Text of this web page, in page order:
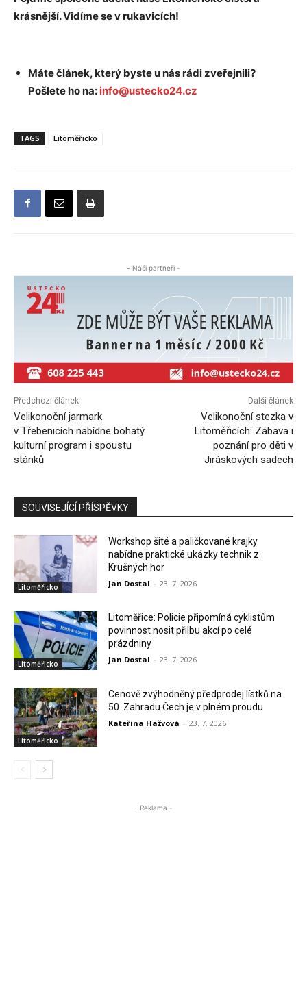
krásnější. Vidíme se v rukavicích!
Máte článek, který byste u nás rádi zveřejnili?
Pošlete ho na: info@ustecko24.cz
TAGS Litoměřicko
- Naši partneři -
Předchozí článek
Velikonoční jarmark
v Třebenicích nabídne bohatý
kulturní program i spoustu
stánků
Další článek
Velikonoční stezka v
Litoměřicích: Zábava i
poznání pro děti v
Jiráskových sadech
SOUVISEJÍCÍ PŘÍSPĚVKY
Litoměřicko
Workshop šité a paličkované krajky
nabídne praktické ukázky technik z
Krušných hor
Jan Dostal - 23. 7. 2026
Litoměřicko
Litoměřice: Policie připomíná cyklistům
povinnost nosit přilbu akcí po celé
prázdniny
Jan Dostal - 23. 7. 2026
Litoměřicko
Cenově zvýhodněný předprodej lístků na
50. Zahradu Čech je v plném proudu
Kateřina Hažvová - 23. 7. 2026
- Reklama -